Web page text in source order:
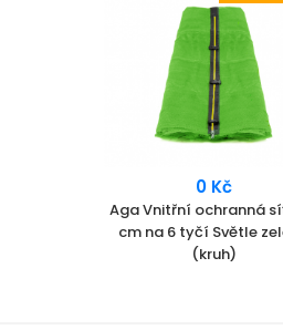
0 Kč
Aga Vnitřní ochranná
cm na 6 tyčí Světle
(kruh)